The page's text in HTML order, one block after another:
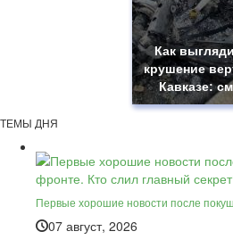
Как
крушение
Кавказе:
ТЕМЫ ДНЯ
Первые хорошие новости после
07 август, 2026